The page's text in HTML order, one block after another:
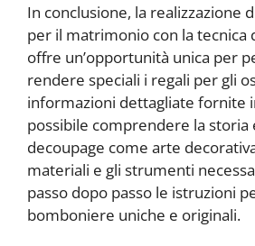
In conclusione, la realizzazione
per il matrimonio con la tecnica
offre un’opportunità unica per
rendere speciali i regali per gli
informazioni dettagliate fornite
possibile comprendere la storia
decoupage come arte
materiali e gli strumenti
passo dopo passo le istruzioni
bomboniere uniche e originali.